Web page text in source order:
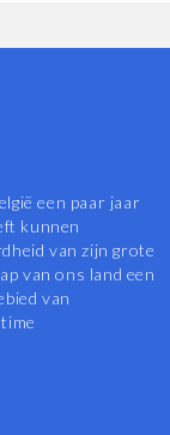
een paar jaar
kunnen
van zijn grote
van ons land een
van